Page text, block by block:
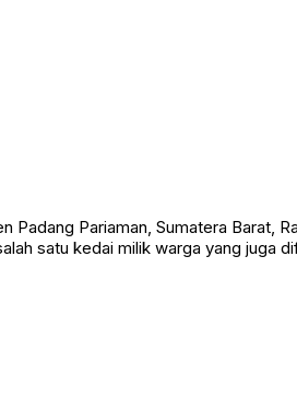
Pariaman, Sumatera Barat,
satu kedai milik warga yang juga